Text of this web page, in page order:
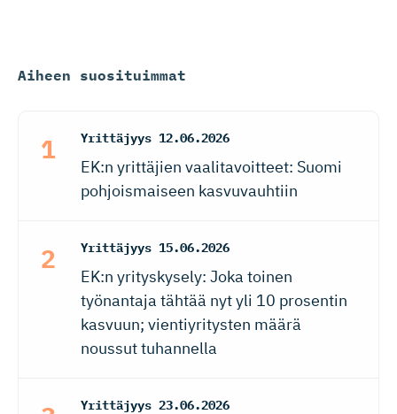
Aiheen suosituimmat
Yrittäjyys 12.06.2026
EK:n yrittäjien vaalitavoitteet: Suomi
pohjoismaiseen kasvuvauhtiin
Yrittäjyys 15.06.2026
EK:n yrityskysely: Joka toinen
työnantaja tähtää nyt yli 10 prosentin
kasvuun; vientiyritysten määrä
noussut tuhannella
Yrittäjyys 23.06.2026